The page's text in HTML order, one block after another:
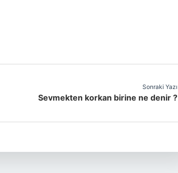
Sonraki Yazı
Sevmekten korkan birine ne denir ?